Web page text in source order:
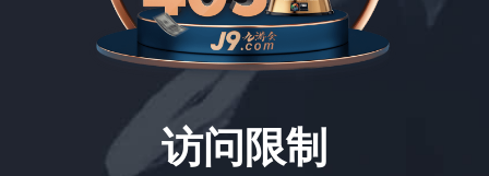
访问限制